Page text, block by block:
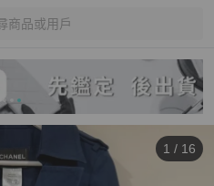
商品或用戶
1 / 16